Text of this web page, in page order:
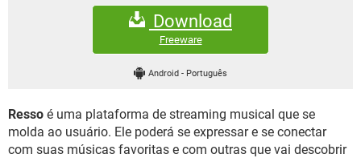
EXCEL
GMAIL
FACEBOOK
EXCEL
GMAIL
WHATSAPP
INSTAGRAM GMAIL
GUIA DE COMPRAS
Download
Freeware
Android - Português
Resso é uma plataforma de streaming musical que se
molda ao usuário. Ele poderá se expressar e se conectar
com suas músicas favoritas e com outras que vai descobrir